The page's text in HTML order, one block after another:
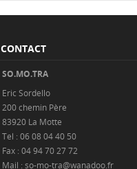
CONTACT
SO.MO.TRA
Eric Sordello
200 chemin Père
83920 La Motte
Tel : 06 08 04 40 50
Fax : 04 94 70 27 72
Mail : so-mo-tra@wanadoo.fr